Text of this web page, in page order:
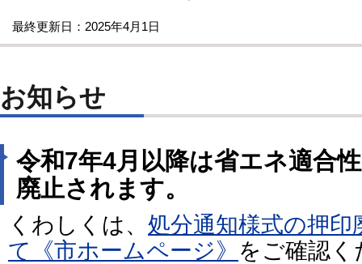
最終更新日：2025年4月1日
お知らせ
令和7年4月以降は省エネ適合
廃止されます。
くわしくは、 処分通知様式の押
て《市ホームページ》 をご確認く